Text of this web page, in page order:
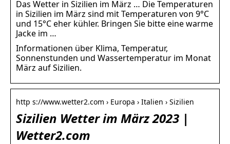
Das Wetter in Sizilien im März … Die Temperaturen
in Sizilien im März sind mit Temperaturen von 9°C
und 15°C eher kühler. Bringen Sie bitte eine warme
Jacke im …
Informationen über Klima, Temperatur,
Sonnenstunden und Wassertemperatur im Monat
März auf Sizilien.
http s://www.wetter2.com › Europa › Italien › Sizilien
Sizilien Wetter im März 2023 |
Wetter2.com